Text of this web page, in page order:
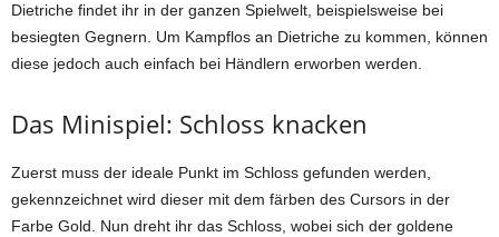
Dietriche findet ihr in der ganzen Spielwelt, beispielsweise bei
besiegten Gegnern. Um Kampflos an Dietriche zu kommen, können
diese jedoch auch einfach bei Händlern erworben werden.
Das Minispiel: Schloss knacken
Zuerst muss der ideale Punkt im Schloss gefunden werden,
gekennzeichnet wird dieser mit dem färben des Cursors in der
Farbe Gold. Nun dreht ihr das Schloss, wobei sich der goldene